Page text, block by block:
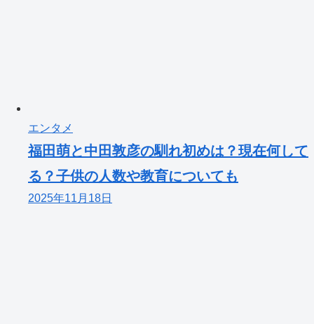
エンタメ
福田萌と中田敦彦の馴れ初めは？現在何して
る？子供の人数や教育についても
2025年11月18日